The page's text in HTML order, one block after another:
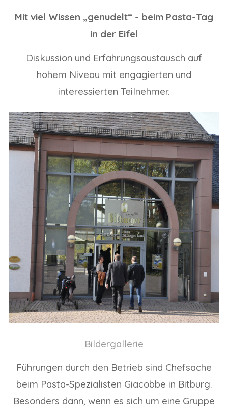
Mit viel Wissen „genudelt“ - beim Pasta-Tag
in der Eifel
Diskussion und Erfahrungsaustausch auf
hohem Niveau mit engagierten und
interessierten Teilnehmer.
Bildergallerie
Führungen durch den Betrieb sind Chefsache
beim Pasta-Spezialisten Giacobbe in Bitburg.
Besonders dann, wenn es sich um eine Gruppe